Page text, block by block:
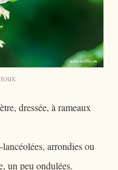
dressée, à rameaux
arrondies ou
un peu ondulées.